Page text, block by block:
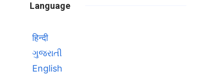
Language
हिन्दी
ગુજરાતી
English